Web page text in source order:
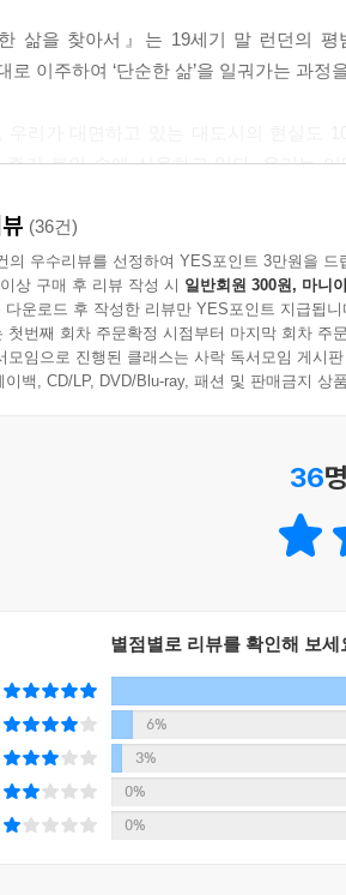
처지를 떠올리면, 예전에 알던 한 노신사
니곤 했다. 그래서 사람들 사이에서는
임없는 환희를 안겨준 이웃이 또 하나
막연한 수준 이상을 생각해본 적이 없었
인들에게는 어쩌면 당연한 일이기도 하다
누구도 무심할 수 없기 때문이다. 그 밤
의 풍경이 되어버렸다.
은 저녁이면 잠자리에 들기 전에 밖으로
한 삶을 찾아서』는 19세기 말 런던의
로 이주하여 ‘단순한 삶’을 일궈가는 과
주거 불안 속에 신음하고 있다. 우리는
순한 삶을 찾는 과정을 자연으로 돌아
습, 그리고 이를 해결하기 위한 공동체
, 협동조합 등의 사상적 배경이 되는 저
날카롭게 분석하는 동시대 작가의 글을
『단순한 삶을 찾아서』가 소로의 『월
‘함께 현명하게 사는 법’을 제시한다. 이
(36건)
의 우수리뷰를 선정하여 YES포인트 3만원을 드
상 구매 후 리뷰 작성 시 일반회원 300원, 마니
다운로드 후 작성한 리뷰만 YES포인트 지급됩니
첫번째 회차 주문확정 시점부터 마지막 회차 주
모임으로 진행된 클래스는 사락 독서모임 게시
이백, CD/LP, DVD/Blu-ray, 패션 및 판매금지 상
36
별점별로 리뷰를 확인해 보세
6%
3%
0%
0%